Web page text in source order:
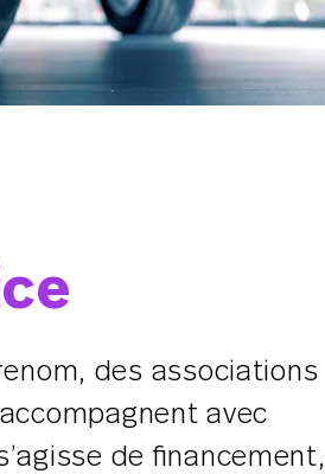
des associations
avec
de financement,